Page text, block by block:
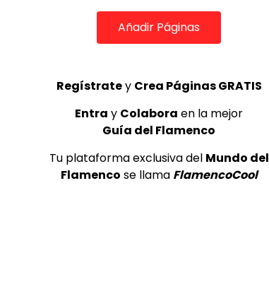
Añadir Páginas
Regístratey Crea Páginas GRATIS
Entra y Colabora en la mejor
Guía del Flamenco
Tu plataforma exclusiva del Mundo del
Flamenco se llama FlamencoCool